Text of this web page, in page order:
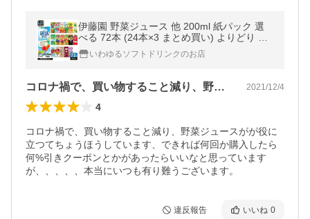
伊藤園 野菜ジュース 他 200ml 紙パック 選
べる 72本 (24本×3 まとめ買い) よりどり 期
間限定 朝活野菜 サジー 1日分の野菜 ヒアル
ロン酸 機能性表示食品
いわゆるソフトドリンクのお店
コロナ禍で、買い物すること減り、野菜ジ… 2021/12/4
4
コロナ禍で、買い物すること減り、野菜ジュースがが役に
立つてちょうほうしています、できれば何回か購入したら
何%引きクーポンとかがあったらいいなと思っています
が、、、、、本当にいつも有り難うございます。
違反報告 いいね 0